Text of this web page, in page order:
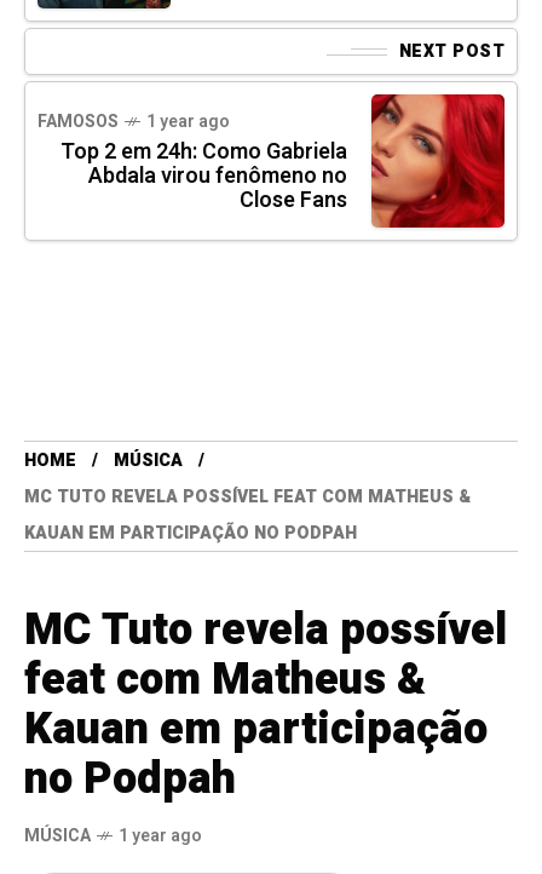
NEXT POST
FAMOSOS 1 year ago
Top 2 em 24h: Como Gabriela
Abdala virou fenômeno no
Close Fans
HOME
MÚSICA
MC TUTO REVELA POSSÍVEL FEAT COM MATHEUS &
KAUAN EM PARTICIPAÇÃO NO PODPAH
MC Tuto revela possível
feat com Matheus &
Kauan em participação
no Podpah
MÚSICA 1 year ago